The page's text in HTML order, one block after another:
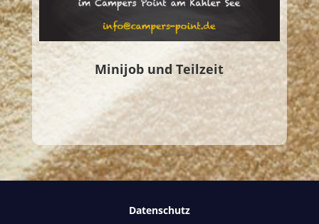
Minijob und Teilzeit
Aktuelles
Datenschutz